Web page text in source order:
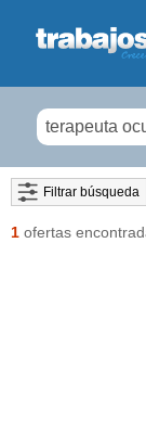
Filtrar búsqueda
1 ofertas